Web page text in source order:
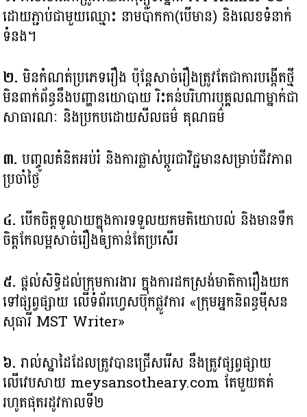
ដោយភ្ជាប់ជាមួយឈ្មោះ នាមប៉ាកកា(បើមាន) និងលេខទំនាក់
ទំនង។ ​
២​. មិនកំណត់ប្រភេទរឿង ប៉ុន្តែសាច់រឿងត្រូវតែជាការបង្កើតថ្មី
មិនពាក់ព័ន្ធនឹងបញ្ហានយោបាយ រិះគន់បរិហារបុគ្គលណាម្នាក់ជា
សាធារណៈ និងប្រកបដោយសីលធម៌ គុណធម៌
៣.បញ្ចូលគំនិតអប់រំ និងការផ្លាស់ប្តូរជាវិជ្ជមានសម្រាប់ជីវភាព
ប្រចាំថ្ងៃ
៤. បើកចិត្តទូលាយក្នុងការទទួលយកមតិយោបល់ និងមានទឹក
ចិត្តកែលម្អសាច់រឿង​ឲ្យ​កាន់តែប្រសើរ
៥. ផ្តល់សិទ្ធិដល់ក្រុមការងារ ក្នុងការដកស្រង់មាតិការឿងយក
ទៅផ្សព្វផ្សាយ លើទំព័រហ្វេសប៊ុកផ្លូវការ «ក្រុមអ្នកនិពន្ធម៉ីសន
សុធារី MST Writer»
៦. រាល់ស្នាដៃដែលត្រូវបានជ្រើសរើស នឹងត្រូវផ្សព្វផ្សាយ
លើវេបសាយ meysansotheary.com តែមួយគត់
រហូតផុតរដូវកាលទី២